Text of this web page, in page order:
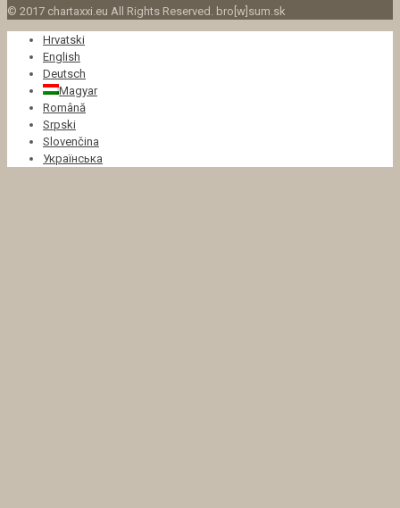
© 2017 chartaxxi.eu All Rights Reserved. bro[w]sum.sk
Hrvatski
English
Deutsch
Magyar
Română
Srpski
Slovenčina
Українська